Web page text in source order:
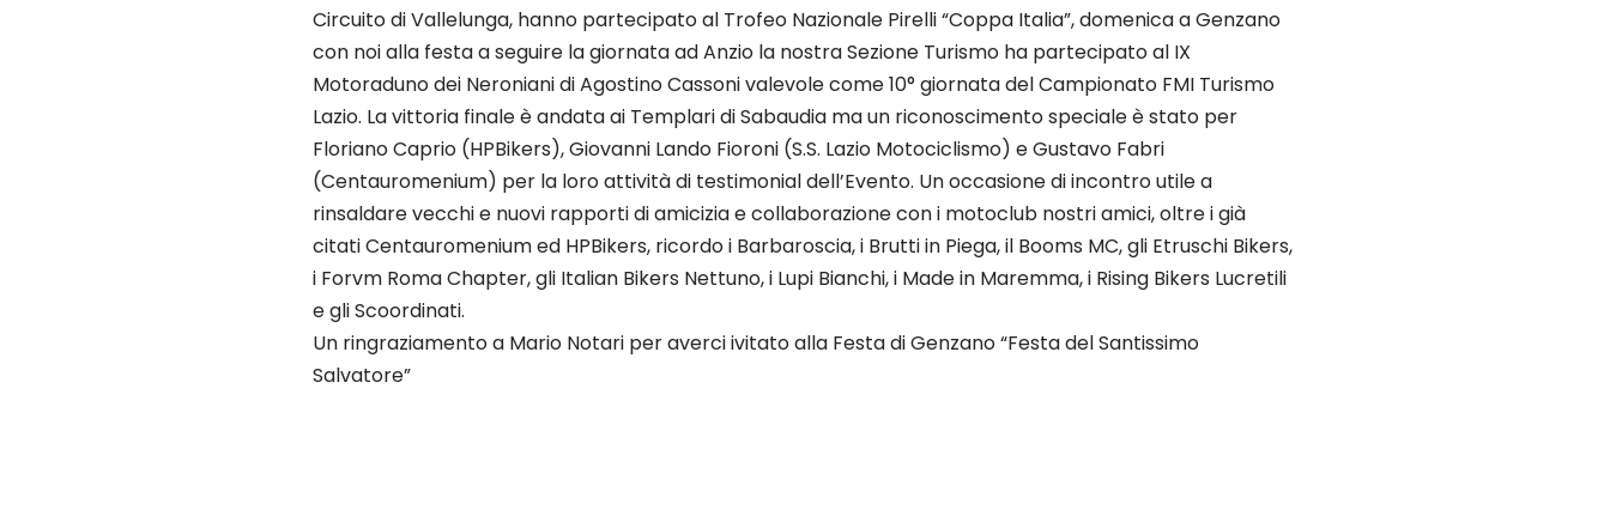
Circuito di Vallelunga, hanno partecipato al Trofeo Nazionale Pirelli “Coppa Italia”, domenica a Genzano
con noi alla festa a seguire la giornata ad Anzio la nostra Sezione Turismo ha partecipato al IX
Motoraduno dei Neroniani di Agostino Cassoni valevole come 10° giornata del Campionato FMI Turismo
Lazio. La vittoria finale è andata ai Templari di Sabaudia ma un riconoscimento speciale è stato per
Floriano Caprio (HPBikers), Giovanni Lando Fioroni (S.S. Lazio Motociclismo) e Gustavo Fabri
(Centauromenium) per la loro attività di testimonial dell’Evento. Un occasione di incontro utile a
rinsaldare vecchi e nuovi rapporti di amicizia e collaborazione con i motoclub nostri amici, oltre i già
citati Centauromenium ed HPBikers, ricordo i Barbaroscia, i Brutti in Piega, il Booms MC, gli Etruschi Bikers,
i Forvm Roma Chapter, gli Italian Bikers Nettuno, i Lupi Bianchi, i Made in Maremma, i Rising Bikers Lucretili
e gli Scoordinati.
Un ringraziamento a Mario Notari per averci ivitato alla Festa di Genzano “Festa del Santissimo
Salvatore”